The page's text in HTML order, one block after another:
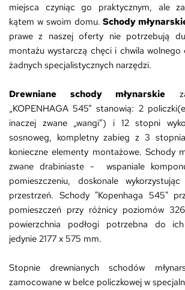
miejsca czyniąc go praktycznym, ale
kątem w swoim domu.Schody
prawe z naszej oferty nie potrzebują
montażu wystarczą chęci i chwila wolnego
żadnych specjalistycznych narzędzi.
Drewniane schody młynarskie
„KOPENHAGA 545” stanowią: 2 policzki
inaczej zwane „wangi”) i 12 stopni
sosnoweg, kompletny zabieg z 3
konieczne elementy montażowe. Schody
zwane drabiniaste - wspaniale
pomieszczeniu, doskonale
przestrzeń. Schody "Kopenhaga 545"
pomieszczeń przy różnicy poziomów
powierzchnia podłogi potrzebna do
jedynie 2177 x 575 mm.
Stopnie drewnianych schodów
zamocowane w belce policzkowej w